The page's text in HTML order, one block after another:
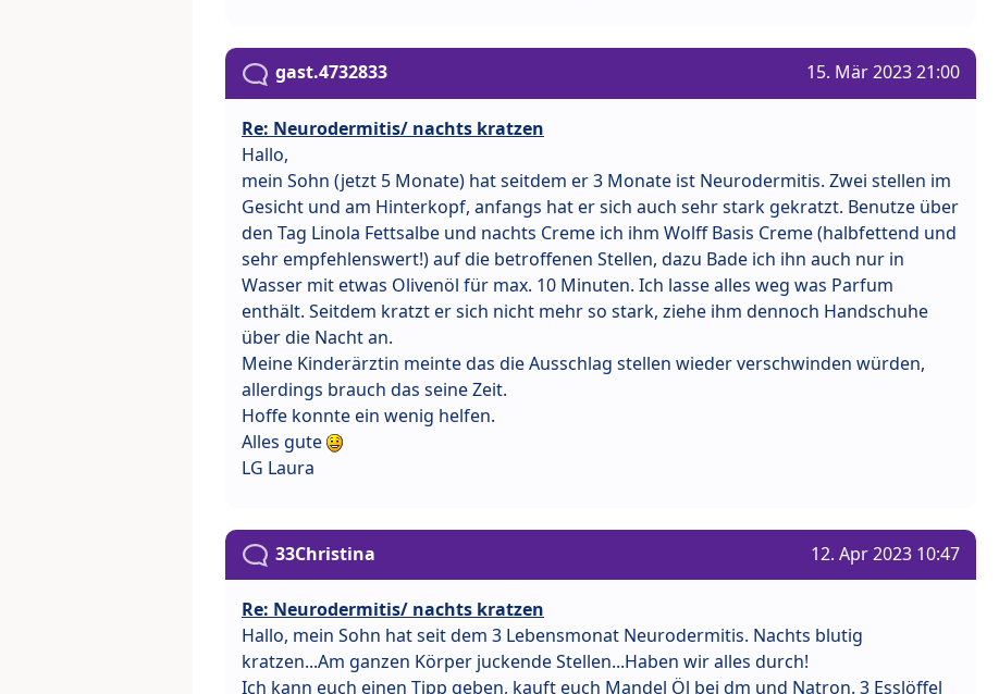
gast.4732833 15. Mär 2023 21:00
Re: Neurodermitis/ nachts kratzen
Hallo,
mein Sohn (jetzt 5 Monate) hat seitdem er 3 Monate ist Neurodermitis. Zwei stellen im
Gesicht und am Hinterkopf, anfangs hat er sich auch sehr stark gekratzt. Benutze über
den Tag Linola Fettsalbe und nachts Creme ich ihm Wolff Basis Creme (halbfettend und
sehr empfehlenswert!) auf die betroffenen Stellen, dazu Bade ich ihn auch nur in
Wasser mit etwas Olivenöl für max. 10 Minuten. Ich lasse alles weg was Parfum
enthält. Seitdem kratzt er sich nicht mehr so stark, ziehe ihm dennoch Handschuhe
über die Nacht an.
Meine Kinderärztin meinte das die Ausschlag stellen wieder verschwinden würden,
allerdings brauch das seine Zeit.
Hoffe konnte ein wenig helfen.
Alles gute
LG Laura
33Christina 12. Apr 2023 10:47
Re: Neurodermitis/ nachts kratzen
Hallo, mein Sohn hat seit dem 3 Lebensmonat Neurodermitis. Nachts blutig
kratzen...Am ganzen Körper juckende Stellen...Haben wir alles durch!
Ich kann euch einen Tipp geben, kauft euch Mandel Öl bei dm und Natron. 3 Esslöffel